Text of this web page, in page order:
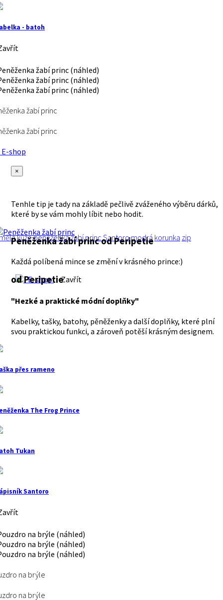
- batoh
žabí princ
žabí princ
shop
×
Tenhle tip je tady na základě pečlivě zváženého výběru dárků,
které by se vám mohly líbit nebo hodit.
kůžepeněženkažabí princ Santoro modrá korunka zip
Peněženka žabí princod Peripetie
Každá políbená mince se změní v krásného prince:)
E-shop Zavřít
od Peripetie
"Hezké a praktické módní doplňky"
Kabelky, tašky, batohy, pěněženky a další doplňky, které plní
svou praktickou funkci, a zároveň potěší krásným designem.
přes rameno
The Frog Prince
Tukan
Santoro
na brýle
na brýle